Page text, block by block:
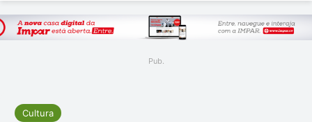
Pub.
Cultura